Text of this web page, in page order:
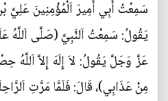
سَمِعْتُ أَبِي أَمِيرَ اَلْمُؤْمِنِينَ عَلِيَّ
يَقُولُ: سَمِعْتُ اَلنَّبِيَّ (صَلَّى اَللَّهُ
عَزَّ وَجَلَّ يَقُولُ: لاَ إِلَهَ إِلاَّ
مِنْ عَذَابِي)، قَالَ: فَلَمَّا مَرَّتِ